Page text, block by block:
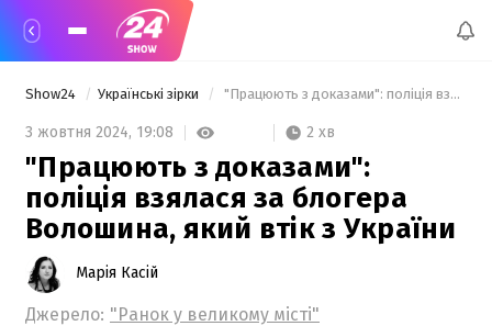
Show24 Українські зірки "Працюють з доказами": поліція взялася за блогера Волошина, який втік з України
3 жовтня 2024, 19:08 2 хв
"Працюють з доказами":
поліція взялася за блогера
Волошина, який втік з України
Марія Касій
Джерело: "Ранок у великому місті"